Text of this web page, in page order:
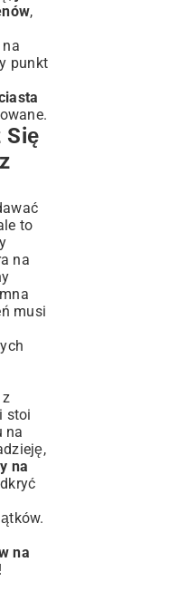
,
punkt
Się
to
na
musi
stoi
na
na
na